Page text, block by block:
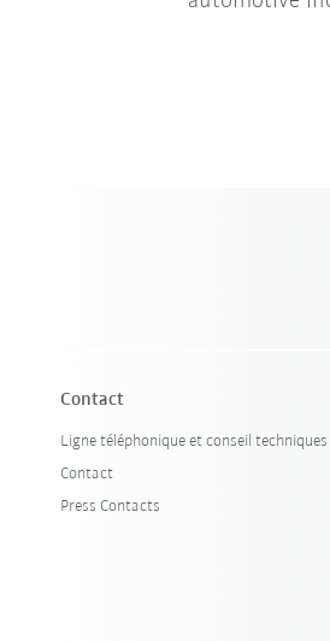
Contact
Ligne téléphonique et conseil techniques
Contact
Press Contacts